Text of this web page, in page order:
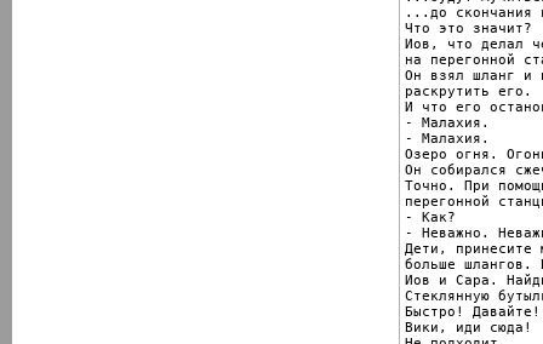
...до
Что это значит?
Иов, что делал
на перегонной
Он взял шланг и
раскрутить его.
И что его
- Малахия.
- Малахия.
Озеро огня.
Он собирался
Точно. При
перегонной
- Как?
- Неважно.
Дети, принесите
больше шлангов.
Иов и Сара.
Стеклянную
Быстро! Давайте!
Вики, иди сюда!